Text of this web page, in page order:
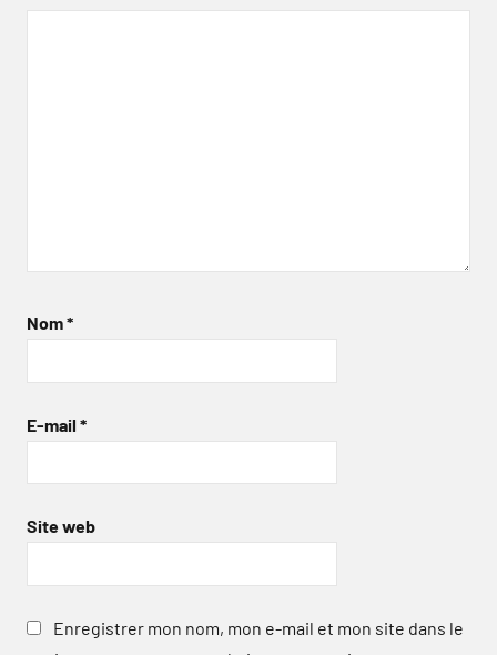
Nom*
E-mail *
Site web
Enregistrer mon nom, mon e-mail et mon site dans le